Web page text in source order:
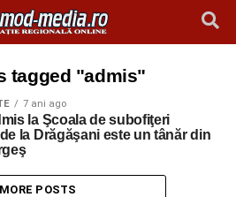
tagged "admis"
7 ani ago
la Şcoala de subofiţeri
la Drăgăşani este un tânăr din
MORE POSTS